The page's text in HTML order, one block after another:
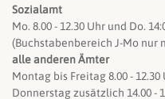
Sozialamt
Mo. 8.00 - 12.30 Uhr und Do.
(Buchstabenbereich J-Mo nur
alle anderen Ämter
Montag bis Freitag 8.00 - 12.30
Donnerstag zusätzlich 14.00 -